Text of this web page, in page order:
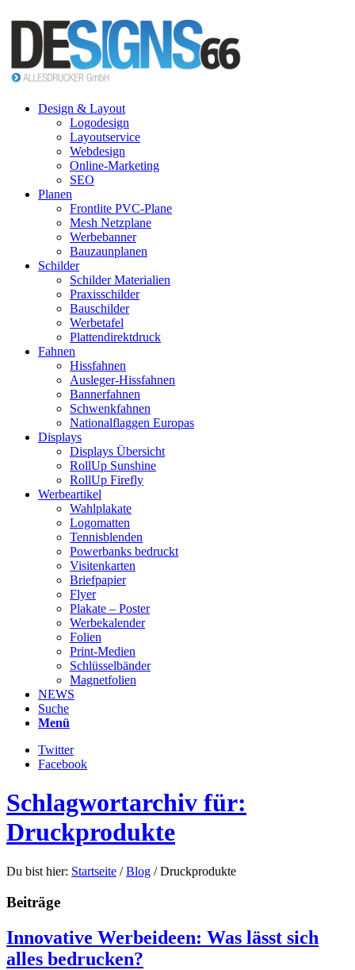
Design & Layout
Logodesign
Layoutservice
Webdesign
Online-Marketing
SEO
Planen
Frontlite PVC-Plane
Mesh Netzplane
Werbebanner
Bauzaunplanen
Schilder
Schilder Materialien
Praxisschilder
Bauschilder
Werbetafel
Plattendirektdruck
Fahnen
Hissfahnen
Ausleger-Hissfahnen
Bannerfahnen
Schwenkfahnen
Nationalflaggen Europas
Displays
Displays Übersicht
RollUp Sunshine
RollUp Firefly
Werbeartikel
Wahlplakate
Logomatten
Tennisblenden
Powerbanks bedruckt
Visitenkarten
Briefpapier
Flyer
Plakate – Poster
Werbekalender
Folien
Print-Medien
Schlüsselbänder
Magnetfolien
NEWS
Suche
Menü
Twitter
Facebook
Schlagwortarchiv für:
Druckprodukte
Du bist hier: Startseite / Blog / Druckprodukte
Beiträge
Innovative Werbeideen: Was lässt sich
alles bedrucken?